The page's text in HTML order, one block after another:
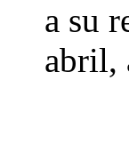
a su
abril,